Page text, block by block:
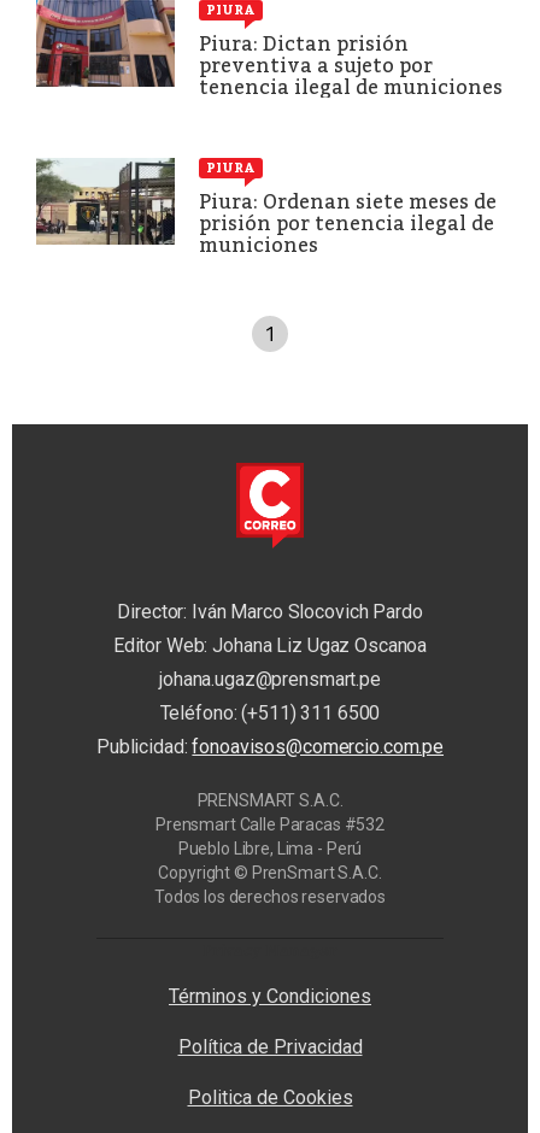
PIURA
Piura: Dictan prisión
preventiva a sujeto por
tenencia ilegal de municiones
PIURA
Piura: Ordenan siete meses de
prisión por tenencia ilegal de
municiones
1
Director: Iván Marco Slocovich Pardo
Editor Web: Johana Liz Ugaz Oscanoa
johana.ugaz@prensmart.pe
Teléfono: (+511) 311 6500
Publicidad:fonoavisos@comercio.com.pe
PRENSMART S.A.C.
Prensmart Calle Paracas #532
Pueblo Libre, Lima - Perú
Copyright © PrenSmart S.A.C.
Todos los derechos reservados
Términos y Condiciones
Política de Privacidad
Politica de Cookies